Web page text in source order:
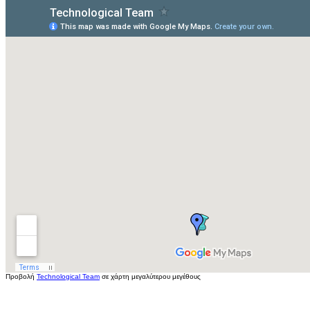
Προβολή Technological Team σε χάρτη μεγαλύτερου μεγέθους